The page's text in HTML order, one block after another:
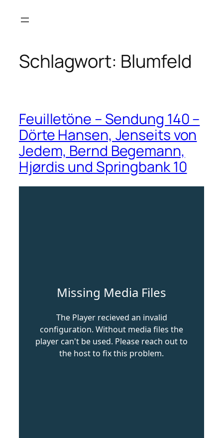
Inhalt
Schlagwort: Blumfeld
Feuilletöne – Sendung 140 –
Dörte Hansen, Jenseits von
Jedem, Bernd Begemann,
Hjørdis und Springbank 10